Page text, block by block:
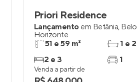
Priori Residence
Lançamento em Betânia, Belo
Horizonte
51 e 59 m²
2 e 3
1 e 2
1
Venda a partir de